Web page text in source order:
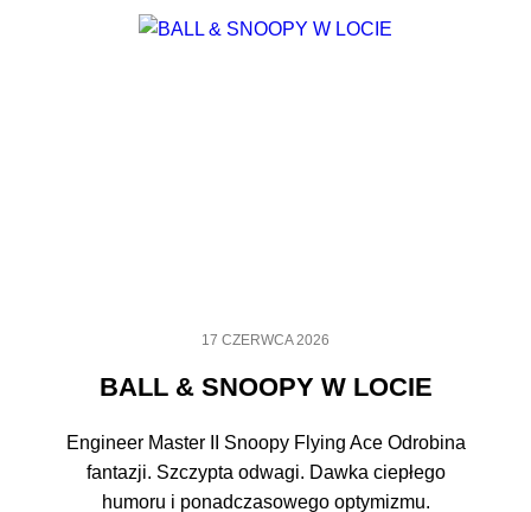
17 CZERWCA 2026
BALL & SNOOPY W LOCIE
Engineer Master II Snoopy Flying Ace Odrobina
fantazji. Szczypta odwagi. Dawka ciepłego
humoru i ponadczasowego optymizmu.